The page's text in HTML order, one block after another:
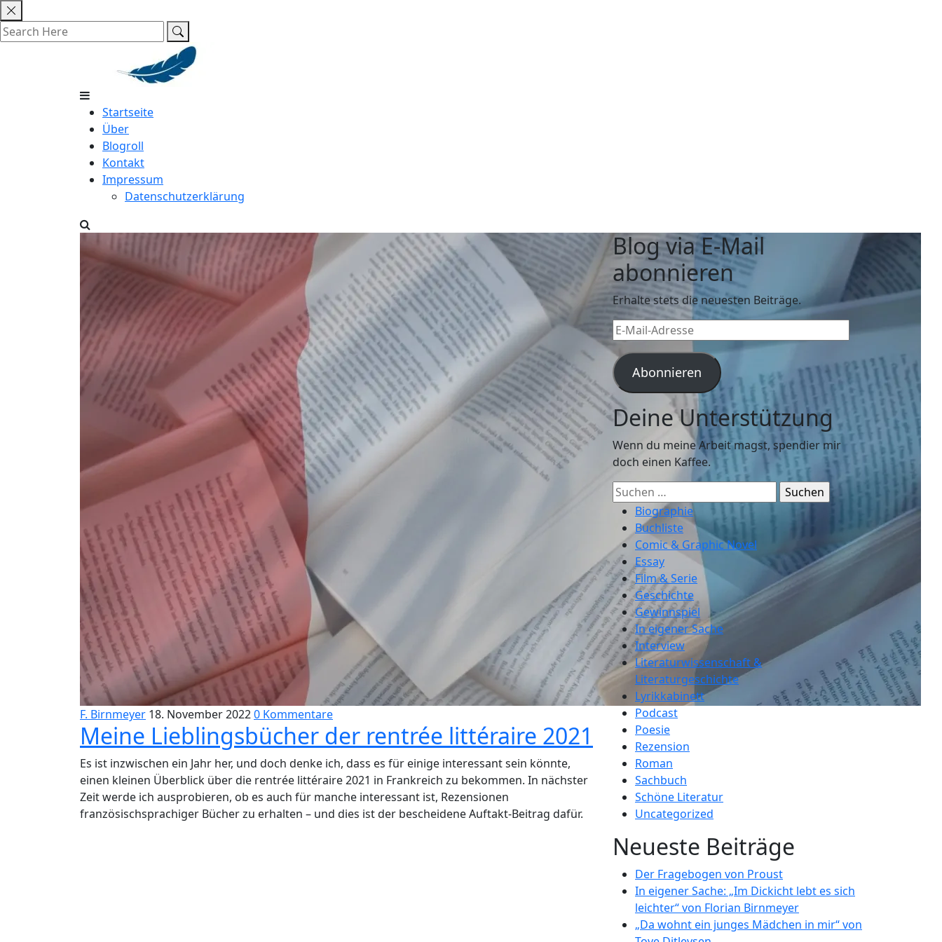
Skip
to
content
Startseite
Über
Blogroll
Kontakt
Impressum
Datenschutzerklärung
F. Birnmeyer 18. November 20220 Kommentare
Meine Lieblingsbücher der rentrée littéraire 2021
Es ist inzwischen ein Jahr her, und doch denke ich, dass es für einige interessant sein könnte,
einen kleinen Überblick über die rentrée littéraire 2021 in Frankreich zu bekommen. In nächster
Zeit werde ich ausprobieren, ob es auch für manche interessant ist, Rezensionen
französischsprachiger Bücher zu erhalten – und dies ist der bescheidene Auftakt-Beitrag dafür.
Blog via E-Mail
abonnieren
Erhalte stets die neuesten Beiträge.
E-
Mail-
Adresse
Abonnieren
Deine Unterstützung
Wenn du meine Arbeit magst, spendier mir
doch einen Kaffee.
Suchen
nach:Biographie
Buchliste
Comic & Graphic Novel
Essay
Film & Serie
Geschichte
Gewinnspiel
In eigener Sache
Interview
Literaturwissenschaft &
Literaturgeschichte
Lyrikkabinett
Podcast
Poesie
Rezension
Roman
Sachbuch
Schöne Literatur
Uncategorized
Neueste Beiträge
Der Fragebogen von Proust
In eigener Sache: „Im Dickicht lebt es sich
leichter“ von Florian Birnmeyer
„Da wohnt ein junges Mädchen in mir“ von